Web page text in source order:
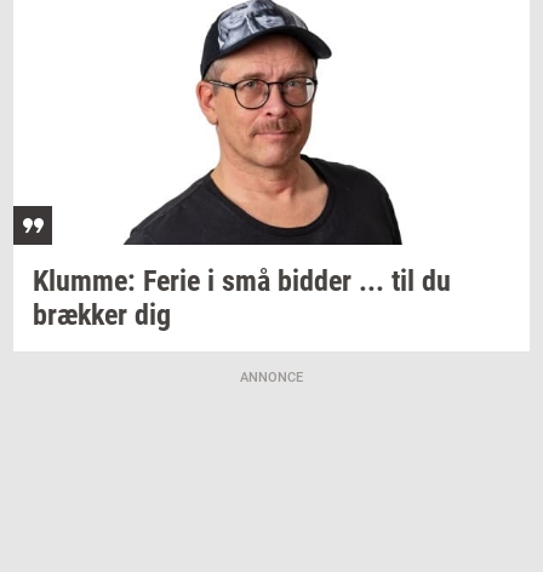
Klum­me: Ferie i små bid­der ... til du
bræk­ker dig
ANNONCE